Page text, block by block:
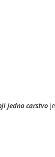
jedno carstvoje